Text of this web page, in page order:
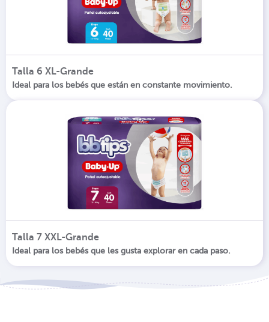
Talla 6 XL-Grande
Ideal para los bebés que están en constante movimiento.
Talla 7 XXL-Grande
Ideal para los bebés que les gusta explorar en cada paso.